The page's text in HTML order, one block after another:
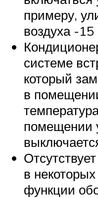
примеру,
воздуха -15
системе
который
в
помещении
в
функции